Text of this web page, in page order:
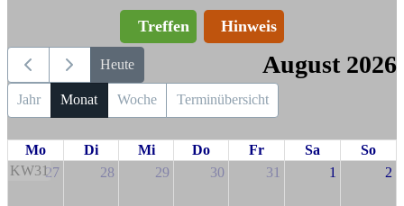
Treffen Hinweis
Heute August 2026
Jahr Monat Woche Terminübersicht
Mo Di Mi Do Fr Sa
So
KW3127 28 29 30 31 1 2